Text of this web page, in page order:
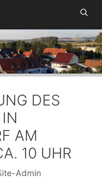
DES
AM
10 UHR
Admin